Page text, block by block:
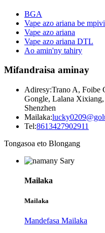
BGA
Vape azo ariana be
Vape azo ariana
Vape azo ariana DTL
Ao amin'ny tahiry
Mifandraisa aminay
Adiresy:Trano A, Foibe
Gongle, Lalana
Shenzhen
Mailaka:
Tel:8613427902911
Tongasoa eto Blongang
Mailaka
Mailaka
Mandefasa Mailaka